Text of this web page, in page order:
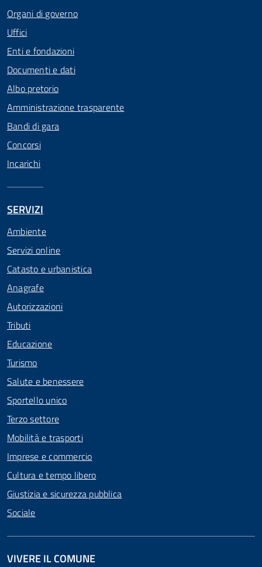
Organi di governo
Uffici
Enti e fondazioni
Documenti e dati
Albo pretorio
Amministrazione trasparente
Bandi di gara
Concorsi
Incarichi
SERVIZI
Ambiente
Servizi online
Catasto e urbanistica
Anagrafe
Autorizzazioni
Tributi
Educazione
Turismo
Salute e benessere
Sportello unico
Terzo settore
Mobilità e trasporti
Imprese e commercio
Cultura e tempo libero
Giustizia e sicurezza pubblica
Sociale
VIVERE IL COMUNE